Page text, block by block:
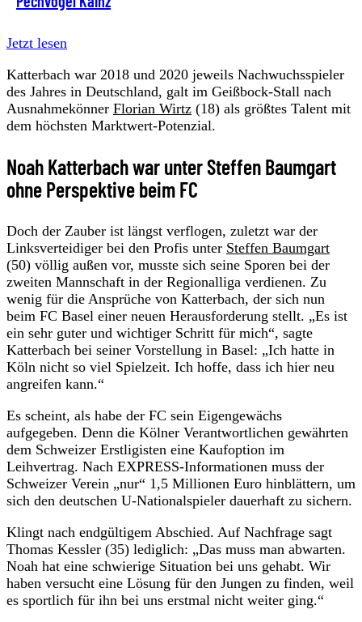
Jetzt lesen
Katterbach war 2018 und 2020 jeweils Nachwuchsspieler
des Jahres in Deutschland, galt im Geißbock-Stall nach
Ausnahmekönner Florian Wirtz (18) als größtes Talent mit
dem höchsten Marktwert-Potenzial.
Noah Katterbach war unter Steffen Baumgart
ohne Perspektive beim FC
Doch der Zauber ist längst verflogen, zuletzt war der
Linksverteidiger bei den Profis unter Steffen Baumgart
(50) völlig außen vor, musste sich seine Sporen bei der
zweiten Mannschaft in der Regionalliga verdienen. Zu
wenig für die Ansprüche von Katterbach, der sich nun
beim FC Basel einer neuen Herausforderung stellt. „Es ist
ein sehr guter und wichtiger Schritt für mich“, sagte
Katterbach bei seiner Vorstellung in Basel: „Ich hatte in
Köln nicht so viel Spielzeit. Ich hoffe, dass ich hier neu
angreifen kann.“
Es scheint, als habe der FC sein Eigengewächs
aufgegeben. Denn die Kölner Verantwortlichen gewährten
dem Schweizer Erstligisten eine Kaufoption im
Leihvertrag. Nach EXPRESS-Informationen muss der
Schweizer Verein „nur“ 1,5 Millionen Euro hinblättern, um
sich den deutschen U-Nationalspieler dauerhaft zu sichern.
Klingt nach endgültigem Abschied. Auf Nachfrage sagt
Thomas Kessler (35) lediglich: „Das muss man abwarten.
Noah hat eine schwierige Situation bei uns gehabt. Wir
haben versucht eine Lösung für den Jungen zu finden, weil
es sportlich für ihn bei uns erstmal nicht weiter ging.“